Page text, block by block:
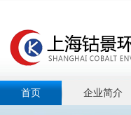
首页 企业简介